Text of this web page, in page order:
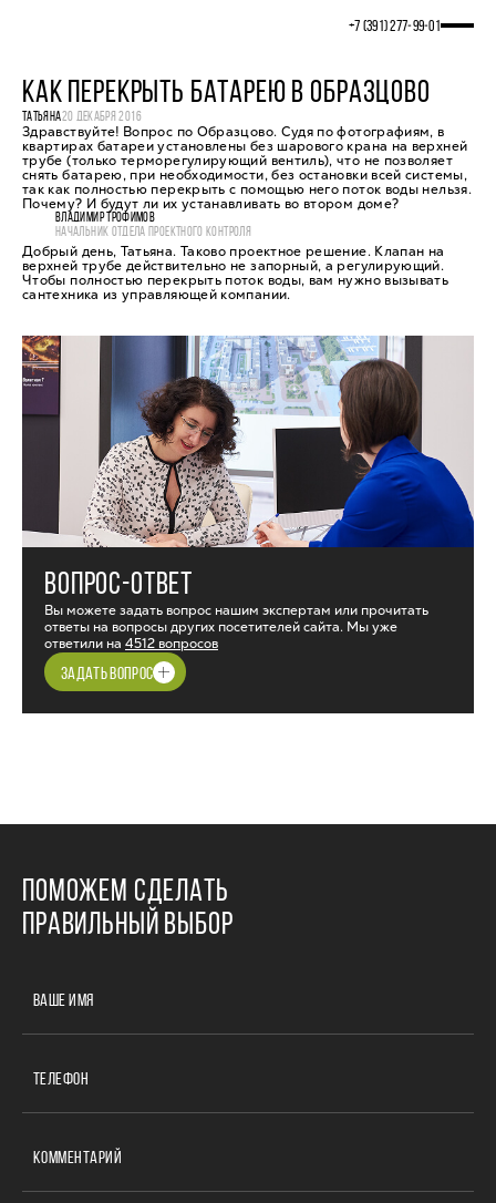
+7 (391) 277‒99‒01
КАК ПЕРЕКРЫТЬ БАТАРЕЮ В ОБРАЗЦОВО
ТАТЬЯНА20 ДЕКАБРЯ 2016
Здравствуйте! Вопрос по Образцово. Судя по фотографиям, в
квартирах батареи установлены без шарового крана на верхней
трубе (только терморегулирующий вентиль), что не позволяет
снять батарею, при необходимости, без остановки всей системы,
так как полностью перекрыть с помощью него поток воды нельзя.
Почему? И будут ли их устанавливать во втором доме?
ВЛАДИМИР ТРОФИМОВ
НАЧАЛЬНИК ОТДЕЛА ПРОЕКТНОГО КОНТРОЛЯ
Добрый день, Татьяна. Таково проектное решение. Клапан на
верхней трубе действительно не запорный, а регулирующий.
Чтобы полностью перекрыть поток воды, вам нужно вызывать
сантехника из управляющей компании.
ВОПРОС-ОТВЕТ
Вы можете задать вопрос нашим экспертам или прочитать
ответы на вопросы других посетителей сайта. Мы уже
ответили на 4512 вопросов
ЗАДАТЬ ВОПРОС
ПОМОЖЕМ СДЕЛАТЬ
ПРАВИЛЬНЫЙ ВЫБОР
ВАШЕ ИМЯ
ТЕЛЕФОН
КОММЕНТАРИЙ